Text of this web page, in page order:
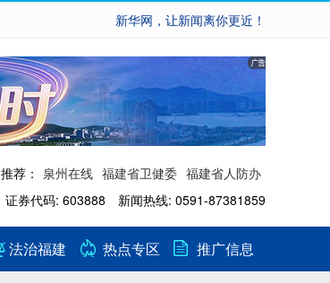
新华网，让新闻离你更近！
推荐： 泉州在线 福建省卫健委 福建省人防办
证券代码: 603888 新闻热线: 0591-87381859
法治福建 热点专区
推广信息